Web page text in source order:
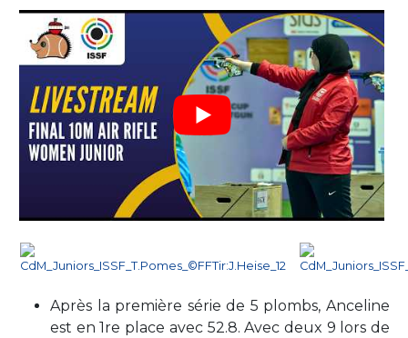
Après la première série de 5 plombs, Anceline
est en 1re place avec 52.8. Avec deux 9 lors de